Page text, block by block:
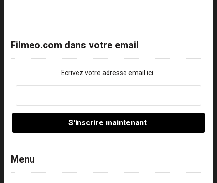
Filmeo.com dans votre email
Ecrivez votre adresse email ici :
Menu